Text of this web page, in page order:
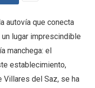
autovía que conecta
lugar imprescindible
manchega: el
establecimiento,
Villares del Saz, se ha